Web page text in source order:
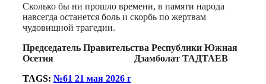
Сколько бы ни прошло времени, в памяти народа
навсегда останется боль и скорбь по жертвам
чудовищной трагедии.
Председатель Правительства Республики Южная
Осетия Дзамболат ТАДТАЕВ
TAGS: №61 21 мая 2026 г